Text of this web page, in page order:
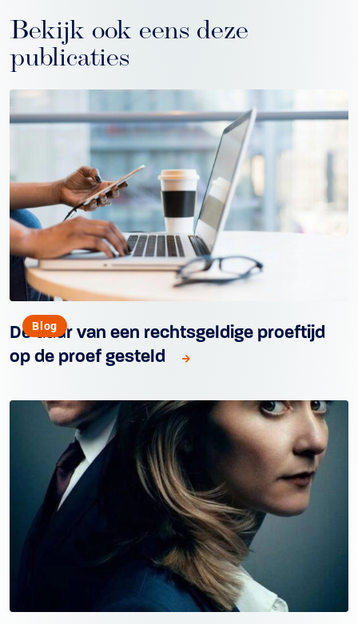
Bekijk ook eens deze
publicaties
Blog
De duur van een rechtsgeldige proeftijd
op de proef gesteld